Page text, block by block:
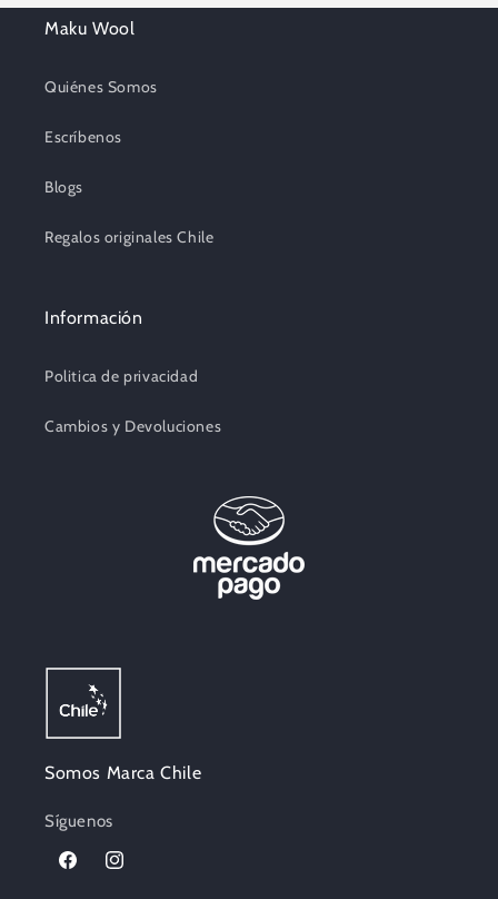
Maku Wool
Quiénes Somos
Escríbenos
Blogs
Regalos originales Chile
Información
Politica de privacidad
Cambios y Devoluciones
Somos Marca Chile
Síguenos
FacebookInstagram